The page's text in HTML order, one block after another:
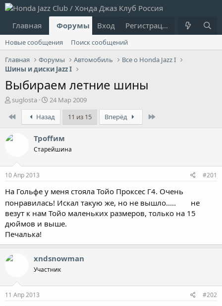
Главная Форумы Что нового?
Вход Регистрация
Новые сообщения
Поиск сообщений
Главная
Форумы Автомобиль
Все о Honda Jazz I
Шины и диски Jazz I
Выбираем летние шины
А
т
р
т
ы
suglosta
Д
а
т
а
н
а
ч
24 Мар 2009
Назад 11 из 15 Вперёд
Троffим
Старейшина
10 Апр 2013 #201
На Гольфе у меня стояла Тойо Проксес Г4. Очень
понравилась! Искал такую же, но не вышло.....
не
везут к нам Тойо маленьких размеров, только на 15
дюймов и выше.
Печалька!
xndsnowman
Участник
11 Апр 2013 #202